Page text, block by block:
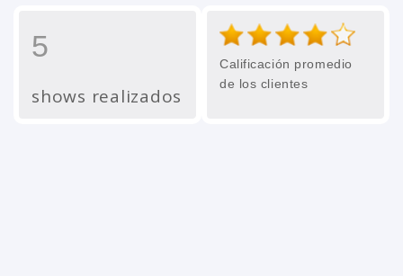
5
shows realizados
Calificación promedio
de los clientes